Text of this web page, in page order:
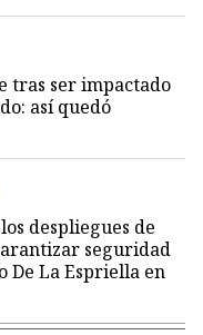
tras ser impactado
así quedó
despliegues de
seguridad
De La Espriella en